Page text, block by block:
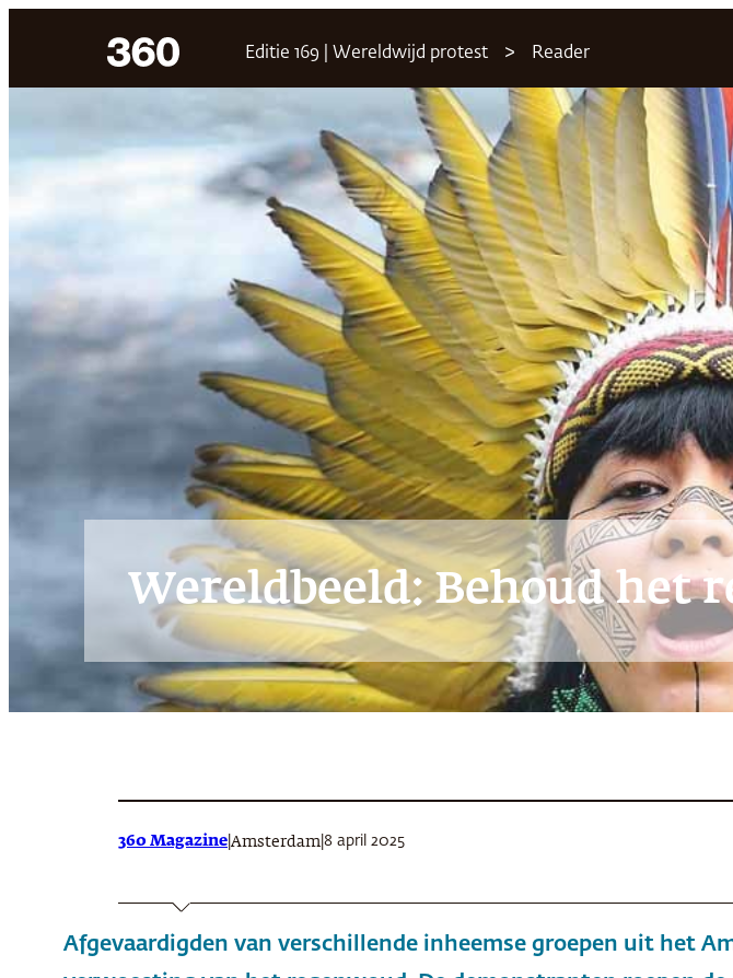
Editie 169 | Wereldwijd protest Reader
Wereldbeeld: Behoud het
360 Magazine Amsterdam 8 april 2025
Afgevaardigden van verschillende inheemse groepen uit het